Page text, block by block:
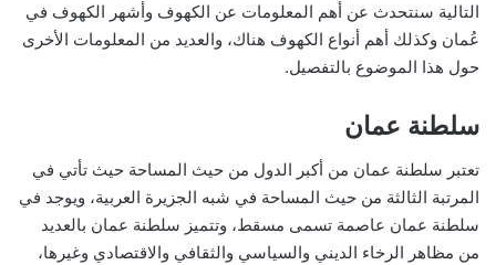
التالية سنتحدث عن أهم المعلومات عن الكهوف وأشهر الكهوف في
عُمان وكذلك أهم أنواع الكهوف هناك، والعديد من المعلومات الأخرى
حول هذا الموضوع بالتفصيل.
سلطنة عمان
تعتبر سلطنة عمان من أكبر الدول من حيث المساحة حيث تأتي في
المرتبة الثالثة من حيث المساحة في شبه الجزيرة العربية، ويوجد في
سلطنة عمان عاصمة تسمى مسقط، وتتميز سلطنة عمان بالعديد
من مظاهر الرخاء الديني والسياسي والثقافي والاقتصادي وغيرها،